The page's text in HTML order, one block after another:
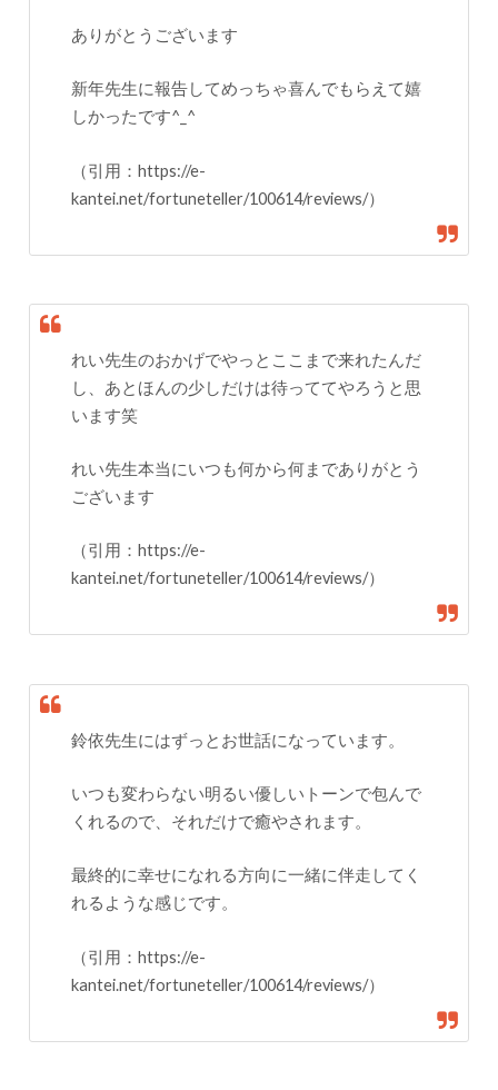
ありがとうございます
新年先生に報告してめっちゃ喜んでもらえて嬉
しかったです^_^
（引用：https://e-
kantei.net/fortuneteller/100614/reviews/）
れい先生のおかげでやっとここまで来れたんだ
し、あとほんの少しだけは待っててやろうと思
います笑
れい先生本当にいつも何から何までありがとう
ございます
（引用：https://e-
kantei.net/fortuneteller/100614/reviews/）
鈴依先生にはずっとお世話になっています。
いつも変わらない明るい優しいトーンで包んで
くれるので、それだけで癒やされます。
最終的に幸せになれる方向に一緒に伴走してく
れるような感じです。
（引用：https://e-
kantei.net/fortuneteller/100614/reviews/）